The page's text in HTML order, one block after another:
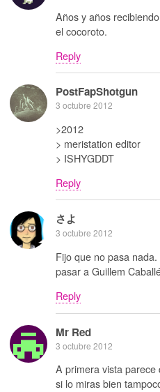
Años y años
el cocoroto.
Reply
PostFapShotgun
3 octubre 2012
>2012
> meristation editor
> ISHYGDDT
Reply
さよ
3 octubre 2012
Fijo que no pasa
pasar a Guillem
Reply
Mr Red
3 octubre 2012
A primera vista
si lo miras bien